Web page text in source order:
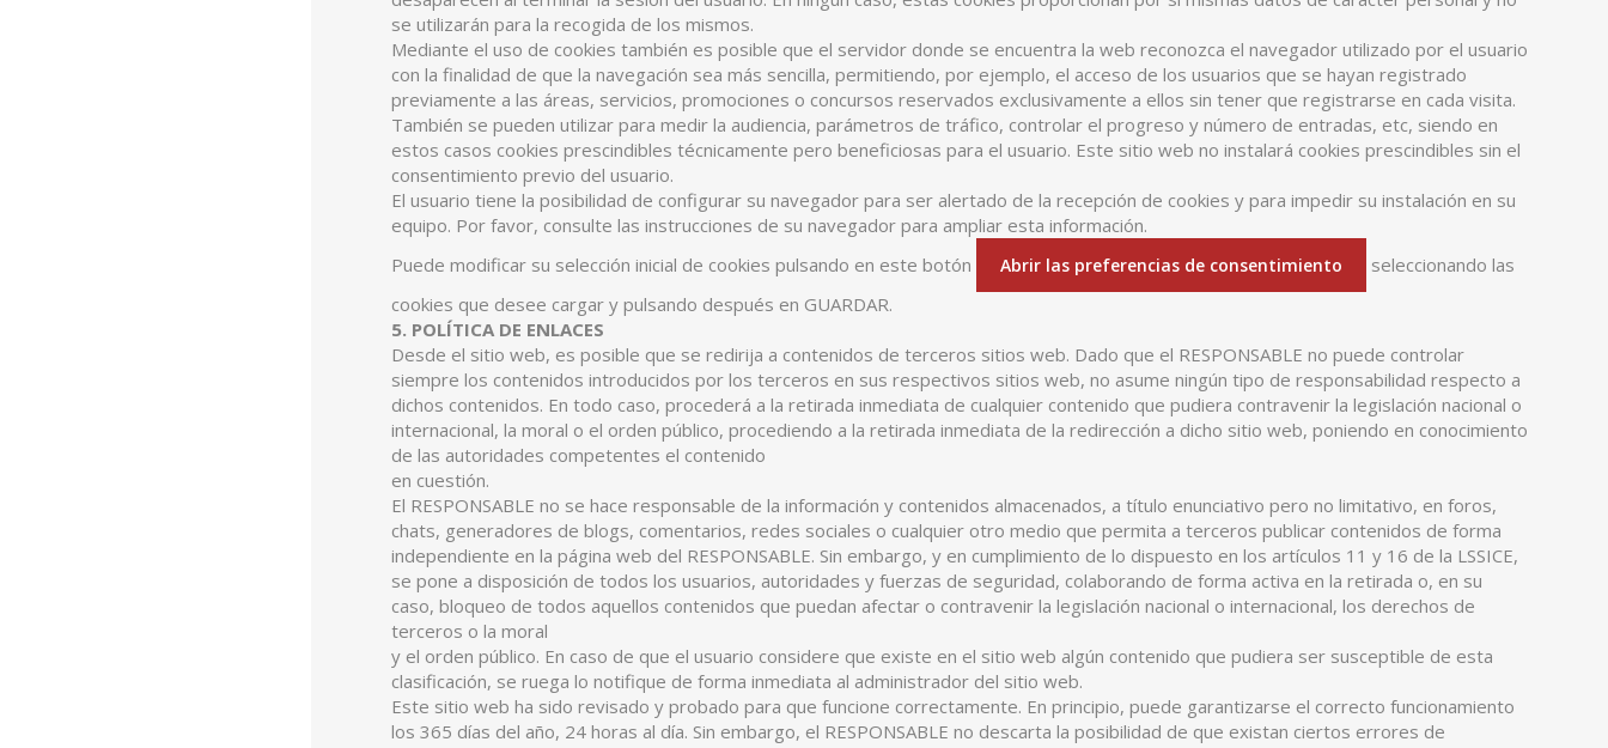
se utilizarán para la recogida de los mismos.
Mediante el uso de cookies también es posible que el servidor donde se encuentra la web reconozca el navegador utilizado por el usuario
con la finalidad de que la navegación sea más sencilla, permitiendo, por ejemplo, el acceso de los usuarios que se hayan registrado
previamente a las áreas, servicios, promociones o concursos reservados exclusivamente a ellos sin tener que registrarse en cada visita.
También se pueden utilizar para medir la audiencia, parámetros de tráfico, controlar el progreso y número de entradas, etc, siendo en
estos casos cookies prescindibles técnicamente pero beneficiosas para el usuario. Este sitio web no instalará cookies prescindibles sin el
consentimiento previo del usuario.
El usuario tiene la posibilidad de configurar su navegador para ser alertado de la recepción de cookies y para impedir su instalación en su
equipo. Por favor, consulte las instrucciones de su navegador para ampliar esta información.
Puede modificar su selección inicial de cookies pulsando en este botón
Abrir las preferencias de consentimiento
seleccionando las
cookies que desee cargar y pulsando después en GUARDAR.
5. POLÍTICA DE ENLACES
Desde el sitio web, es posible que se redirija a contenidos de terceros sitios web. Dado que el RESPONSABLE no puede controlar
siempre los contenidos introducidos por los terceros en sus respectivos sitios web, no asume ningún tipo de responsabilidad respecto a
dichos contenidos. En todo caso, procederá a la retirada inmediata de cualquier contenido que pudiera contravenir la legislación nacional o
internacional, la moral o el orden público, procediendo a la retirada inmediata de la redirección a dicho sitio web, poniendo en conocimiento
de las autoridades competentes el contenido
en cuestión.
El RESPONSABLE no se hace responsable de la información y contenidos almacenados, a título enunciativo pero no limitativo, en foros,
chats, generadores de blogs, comentarios, redes sociales o cualquier otro medio que permita a terceros publicar contenidos de forma
independiente en la página web del RESPONSABLE. Sin embargo, y en cumplimiento de lo dispuesto en los artículos 11 y 16 de la LSSICE,
se pone a disposición de todos los usuarios, autoridades y fuerzas de seguridad, colaborando de forma activa en la retirada o, en su
caso, bloqueo de todos aquellos contenidos que puedan afectar o contravenir la legislación nacional o internacional, los derechos de
terceros o la moral
y el orden público. En caso de que el usuario considere que existe en el sitio web algún contenido que pudiera ser susceptible de esta
clasificación, se ruega lo notifique de forma inmediata al administrador del sitio web.
Este sitio web ha sido revisado y probado para que funcione correctamente. En principio, puede garantizarse el correcto funcionamiento
los 365 días del año, 24 horas al día. Sin embargo, el RESPONSABLE no descarta la posibilidad de que existan ciertos errores de